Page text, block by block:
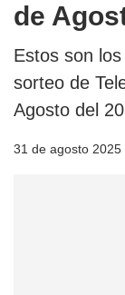
de
Estos son
sorteo de
Agosto del
31 de agosto 2025